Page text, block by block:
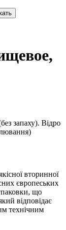
запаху). Відро
вторинної
європеських
що
відповідає
технічним